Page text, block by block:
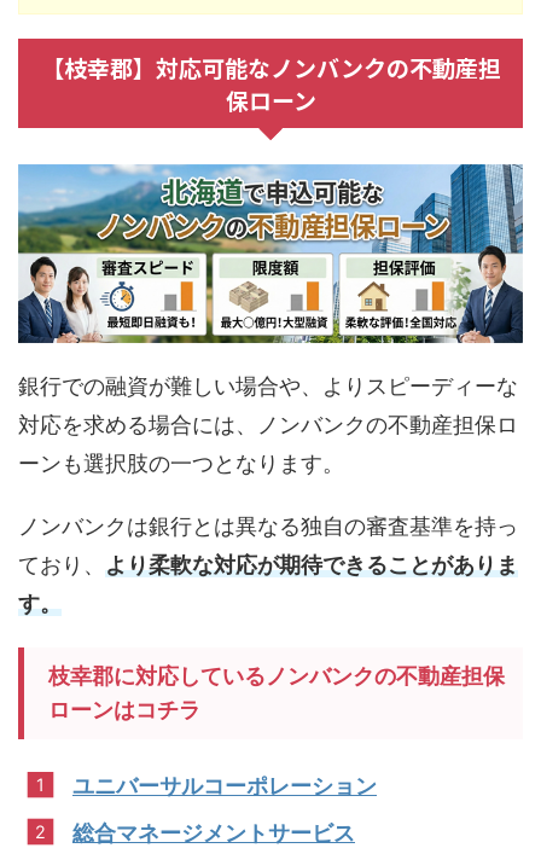
【枝幸郡】対応可能なノンバンクの不動産担
保ローン
銀行での融資が難しい場合や、よりスピーディーな
対応を求める場合には、ノンバンクの不動産担保ロ
ーンも選択肢の一つとなります。
ノンバンクは銀行とは異なる独自の審査基準を持っ
ており、 より柔軟な対応が期待できることがありま
す。
枝幸郡に対応しているノンバンクの不動産担保
ローンはコチラ
ユニバーサルコーポレーション
総合マネージメントサービス